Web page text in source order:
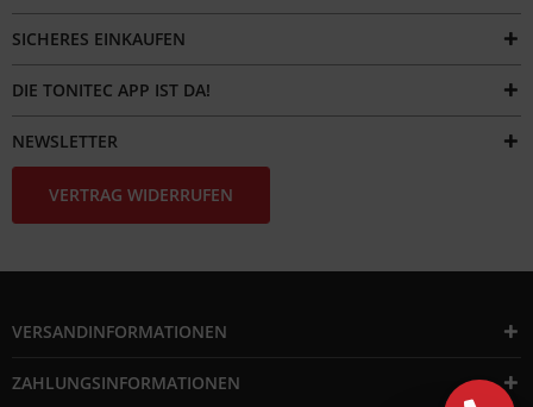
SICHERES EINKAUFEN
DIE TONITEC APP IST DA!
NEWSLETTER
VERTRAG WIDERRUFEN
VERSANDINFORMATIONEN
ZAHLUNGSINFORMATIONEN